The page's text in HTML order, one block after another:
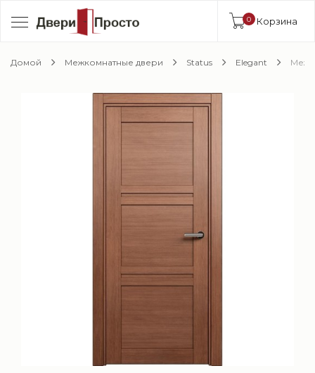
0 Корзина
Домой Межкомнатные двери Status Elegant